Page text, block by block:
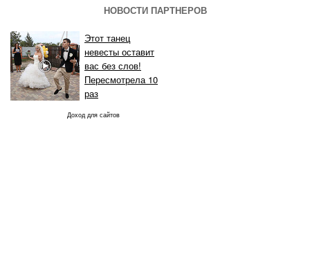
НОВОСТИ ПАРТНЕРОВ
Этот танец
невесты оставит
вас без слов!
Пересмотрела 10
раз
Доход для сайтов